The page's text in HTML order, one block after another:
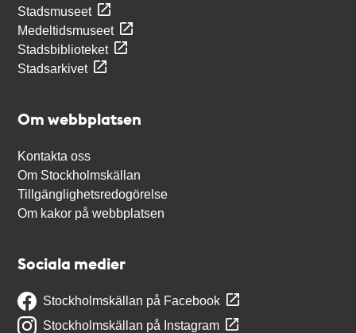
Stadsmuseet
Medeltidsmuseet
Stadsbiblioteket
Stadsarkivet
Om webbplatsen
Kontakta oss
Om Stockholmskällan
Tillgänglighetsredogörelse
Om kakor på webbplatsen
Sociala medier
Stockholmskällan på Facebook
Stockholmskällan på Instagram